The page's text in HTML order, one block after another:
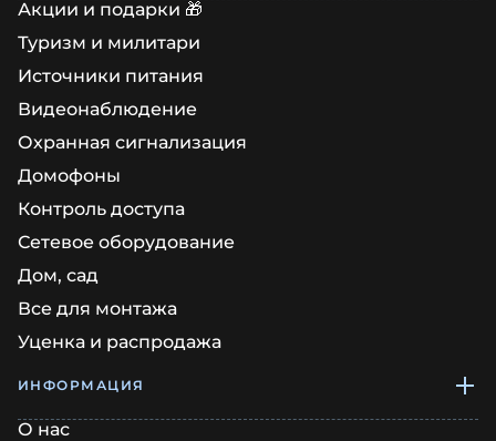
Акции и подарки 🎁
Туризм и милитари
Источники питания
Видеонаблюдение
Охранная сигнализация
Домофоны
Контроль доступа
Сетевое оборудование
Дом, сад
Все для монтажа
Уценка и распродажа
ИНФОРМАЦИЯ
О нас